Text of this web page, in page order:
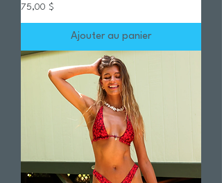
Prix
75,00 $
Ajouter au panier